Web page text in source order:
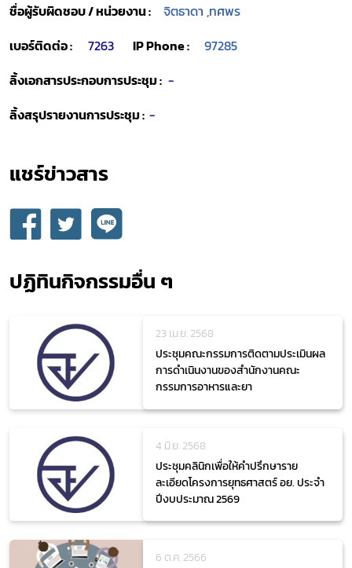
ชื่อผู้รับผิดชอบ / หน่วยงาน :
จิตธาดา ,ทศพร
เบอร์ติดต่อ :
7263 IP Phone :
97285
ลิ้งเอกสารประกอบการประชุม : -
ลิ้งสรุปรายงานการประชุม : -
แชร์ข่าวสาร​
ปฏิทินกิจกรรมอื่น ๆ
23 เม.ย. 2568
ประชุมคณะกรรมการติดตามประเมินผล
การดำเนินงานของสำนักงานคณะ
กรรมการอาหารและยา
4 มิ.ย. 2568
ประชุมคลินิกเพื่อให้คำปรึกษาราย
ละเอียดโครงการยุทธศาสตร์ อย. ประจำ
ปีงบประมาณ 2569
6 ต.ค. 2566
เลือกหัวข้อที่ท่านต้องการ Subscribe